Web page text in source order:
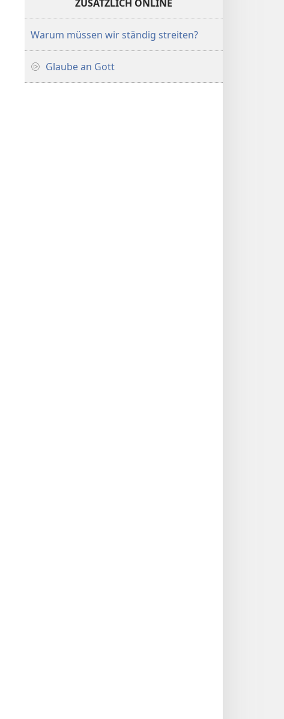
ZUSÄTZLICH ONLINE
Warum müssen wir ständig streiten?
Glaube an Gott